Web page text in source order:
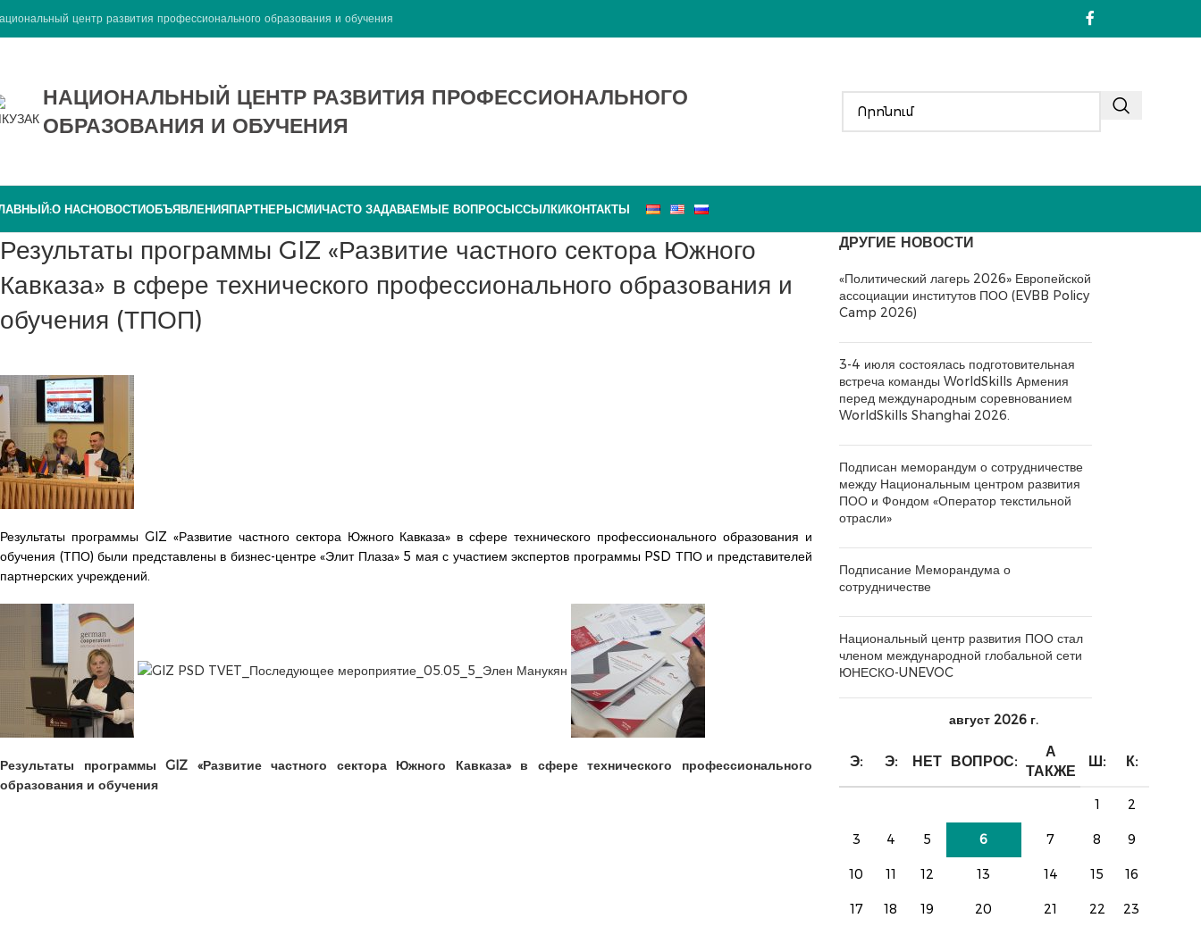
центр развития профессионального образования и обучения
НАЦИОНАЛЬНЫЙ ЦЕНТР РАЗВИТИЯ ПРОФЕССИОНАЛЬНОГО
ОБРАЗОВАНИЯ И ОБУЧЕНИЯ
О НАСНОВОСТИОБЪЯВЛЕНИЯПАРТНЕРЫСМИЧАСТО ЗАДАВАЕМЫЕ ВОПРОСЫССЫЛКИКОНТАКТЫ
Результаты программы GIZ «Развитие частного сектора Южного
Кавказа» в сфере технического профессионального образования и
обучения (ТПОП)
Результаты программы GIZ «Развитие частного сектора Южного Кавказа» в сфере технического профессионального образования и
обучения (ТПО) были представлены в бизнес-центре «Элит Плаза» 5 мая с участием экспертов программы PSD ТПО и представителей
партнерских учреждений.
Результаты программы GIZ «Развитие частного сектора Южного Кавказа» в сфере технического профессионального
образования и обучения
ДРУГИЕ НОВОСТИ
«Политический лагерь 2026» Европейской
ассоциации институтов ПОО (EVBB Policy
Camp 2026)
3-4 июля состоялась подготовительная
встреча команды WorldSkills Армения
перед международным соревнованием
WorldSkills Shanghai 2026.
Подписан меморандум о сотрудничестве
между Национальным центром развития
ПОО и Фондом «Оператор текстильной
отрасли»
Подписание Меморандума о
сотрудничестве
Национальный центр развития ПОО стал
членом международной глобальной сети
ЮНЕСКО-UNEVOC
август 2026 г.
Э: Э: НЕТ ВОПРОС:
А
ТАКЖЕ
Ш: К:
1 2
3 4 5 6 7 8 9
10 11 12 13 14 15 16
17 18 19 20 21 22 23